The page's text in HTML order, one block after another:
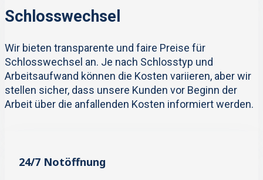
Schlosswechsel
Wir bieten transparente und faire Preise für
Schlosswechsel an. Je nach Schlosstyp und
Arbeitsaufwand können die Kosten variieren, aber wir
stellen sicher, dass unsere Kunden vor Beginn der
Arbeit über die anfallenden Kosten informiert werden.
24/7 Notöffnung